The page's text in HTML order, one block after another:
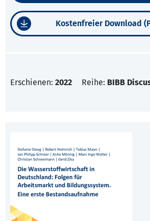
Kostenfreier Download
Erschienen: 2022 Reihe: BIBB